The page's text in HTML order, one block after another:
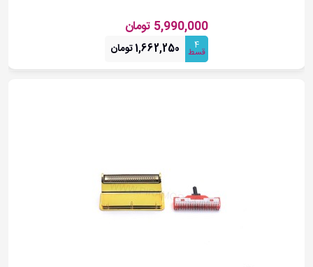
5,990,000 تومان
4
قسط 1,662,250 تومان